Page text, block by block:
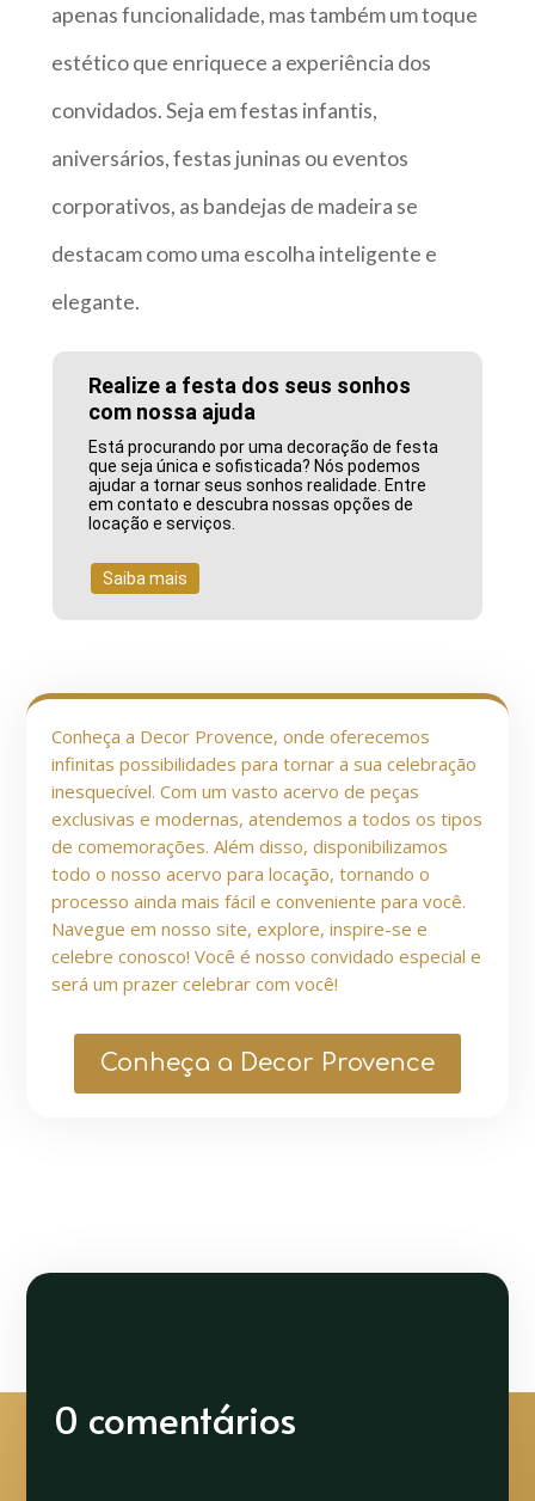
apenas funcionalidade, mas também um toque
estético que enriquece a experiência dos
convidados. Seja em festas infantis,
aniversários, festas juninas ou eventos
corporativos, as bandejas de madeira se
destacam como uma escolha inteligente e
elegante.
Realize a festa dos seus sonhos
com nossa ajuda
Está procurando por uma decoração de festa
que seja única e sofisticada? Nós podemos
ajudar a tornar seus sonhos realidade. Entre
em contato e descubra nossas opções de
locação e serviços.
Saiba mais
Conheça a Decor Provence, onde oferecemos
infinitas possibilidades para tornar a sua celebração
inesquecível. Com um vasto acervo de peças
exclusivas e modernas, atendemos a todos os tipos
de comemorações. Além disso, disponibilizamos
todo o nosso acervo para locação, tornando o
processo ainda mais fácil e conveniente para você.
Navegue em nosso site, explore, inspire-se e
celebre conosco! Você é nosso convidado especial e
será um prazer celebrar com você!
Conheça a Decor Provence
0 comentários